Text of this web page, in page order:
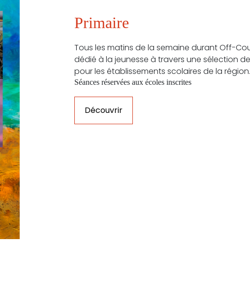
Primaire
Tous les matins de la semaine durant Off-
dédié à la jeunesse à travers une sélection
pour les établissements scolaires de la région.
Séances réservées aux écoles inscrites
Découvrir